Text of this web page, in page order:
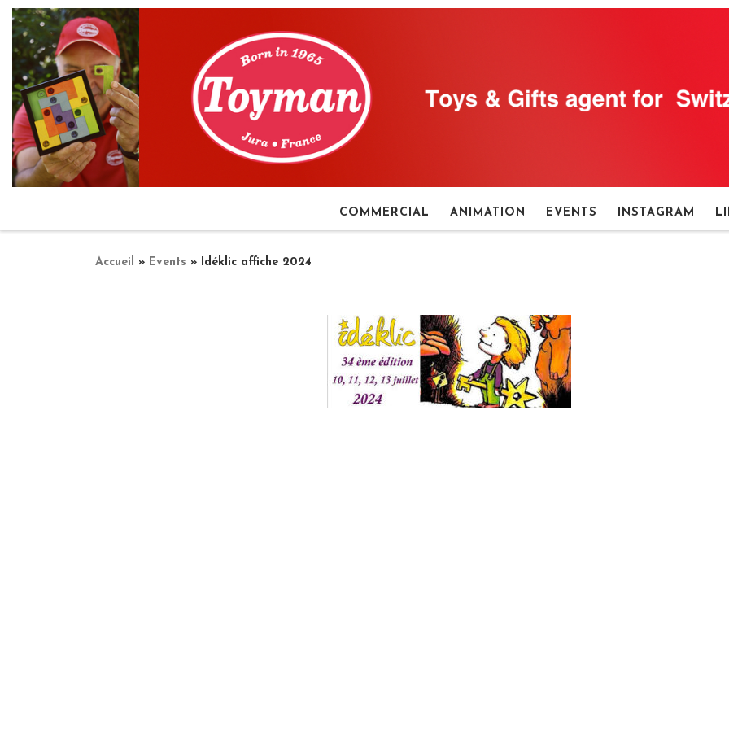
Passer au contenu
COMMERCIAL ANIMATION EVENTS INSTAGRAM
Accueil » Events » Idéklic affiche 2024